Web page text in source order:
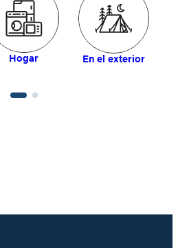
Hogar En el exterior